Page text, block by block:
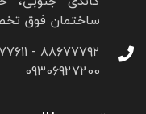
ساختمان فوق تخصصی
09306927200